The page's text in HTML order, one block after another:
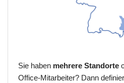
Sie haben mehrere Standorte
Office-Mitarbeiter? Dann